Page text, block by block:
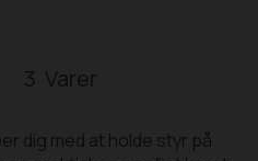
3
dig med at holde styr på